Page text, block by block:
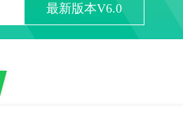
最新版本V6.0